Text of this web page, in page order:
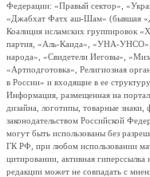
Федерации: «Правый сектор»,
«Джабхат Фатх аш-Шам» (бывшая
Коалиция исламских группировок
партия, «Аль-Каида», «УНА-УНСО»,
народа», «Свидетели Иеговы»,
«Артподготовка», Религиозная
в России» и входящие в ее
Информация, размещенная на
дизайна, логотипы, товарные
законодательством Российской
могут быть использованы без
ГК РФ, при любом использовании
цитировании, активная гиперссылка
редакции может не совпадать с